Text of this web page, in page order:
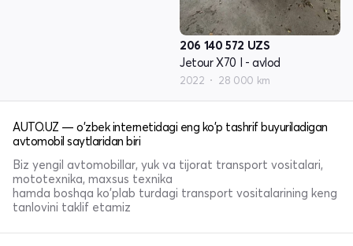
206 140 572 UZS
Jetour X70 I - avlod
2022 28 000 km
AUTO.UZ — o'zbek internetidagi eng ko'p tashrif buyuriladigan
avtomobil saytlaridan biri
Biz yengil avtomobillar, yuk va tijorat transport vositalari,
mototexnika, maxsus texnika
hamda boshqa ko'plab turdagi transport vositalarining keng
tanlovini taklif etamiz